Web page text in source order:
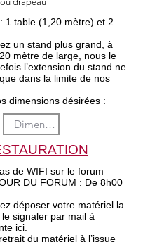
1 table (1,20 mètre) et 2
un stand plus grand, à
mètre de large, nous le
l’extension du stand ne
dans la limite de nos
dimensions désirées :
de WIFI sur le forum
DU FORUM : De 8h00
déposer votre matériel la
signaler par mail à
ici
du matériel à l’issue